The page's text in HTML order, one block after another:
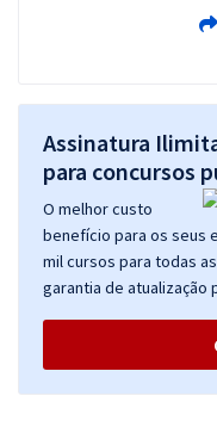
Assinatura
para concursos
O melhor custo
benefício para os seus
mil cursos para todas
garantia de atualização